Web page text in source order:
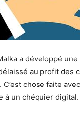
a développé
au profit des
chose faite
à un chéquier digital.